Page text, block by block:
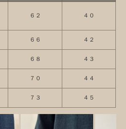
６２ ４０
６６ ４２
６８ ４３
７０ ４４
７３ ４５